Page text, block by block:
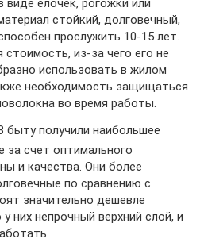
елочек, рогожки или
стойкий, долговечный,
прослужить 10-15 лет.
из-за чего его не
использовать в жилом
необходимость защищаться
во время работы.
быту получили наибольшее
за счет оптимального
и качества. Они более
по сравнению с
значительно дешевле
них непрочный верхний слой, и